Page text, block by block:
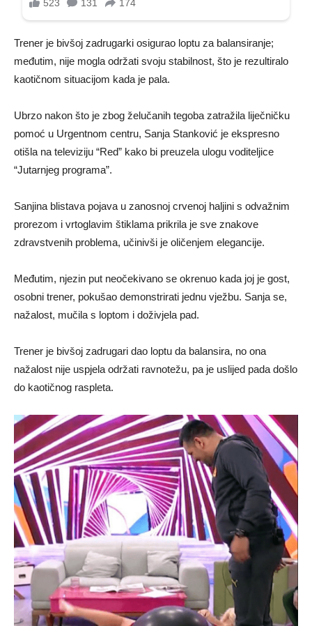
Trener je bivšoj zadrugarki osigurao loptu za balansiranje;
međutim, nije mogla održati svoju stabilnost, što je rezultiralo
kaotičnom situacijom kada je pala.
Ubrzo nakon što je zbog želučanih tegoba zatražila liječničku
pomoć u Urgentnom centru, Sanja Stanković je ekspresno
otišla na televiziju “Red” kako bi preuzela ulogu voditeljice
“Jutarnjeg programa”.
Sanjina blistava pojava u zanosnoj crvenoj haljini s odvažnim
prorezom i vrtoglavim štiklama prikrila je sve znakove
zdravstvenih problema, učinivši je oličenjem elegancije.
Međutim, njezin put neočekivano se okrenuo kada joj je gost,
osobni trener, pokušao demonstrirati jednu vježbu. Sanja se,
nažalost, mučila s loptom i doživjela pad.
Trener je bivšoj zadrugari dao loptu da balansira, no ona
nažalost nije uspjela održati ravnotežu, pa je uslijed pada došlo
do kaotičnog raspleta.